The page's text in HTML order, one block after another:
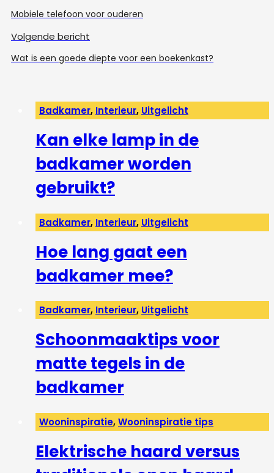
Mobiele telefoon voor ouderen
Volgende bericht
Wat is een goede diepte voor een boekenkast?
Badkamer, Interieur, Uitgelicht
Kan elke lamp in de
badkamer worden
gebruikt?
Badkamer, Interieur, Uitgelicht
Hoe lang gaat een
badkamer mee?
Badkamer, Interieur, Uitgelicht
Schoonmaaktips voor
matte tegels in de
badkamer
Wooninspiratie,Wooninspiratie tips
Elektrische haard versus